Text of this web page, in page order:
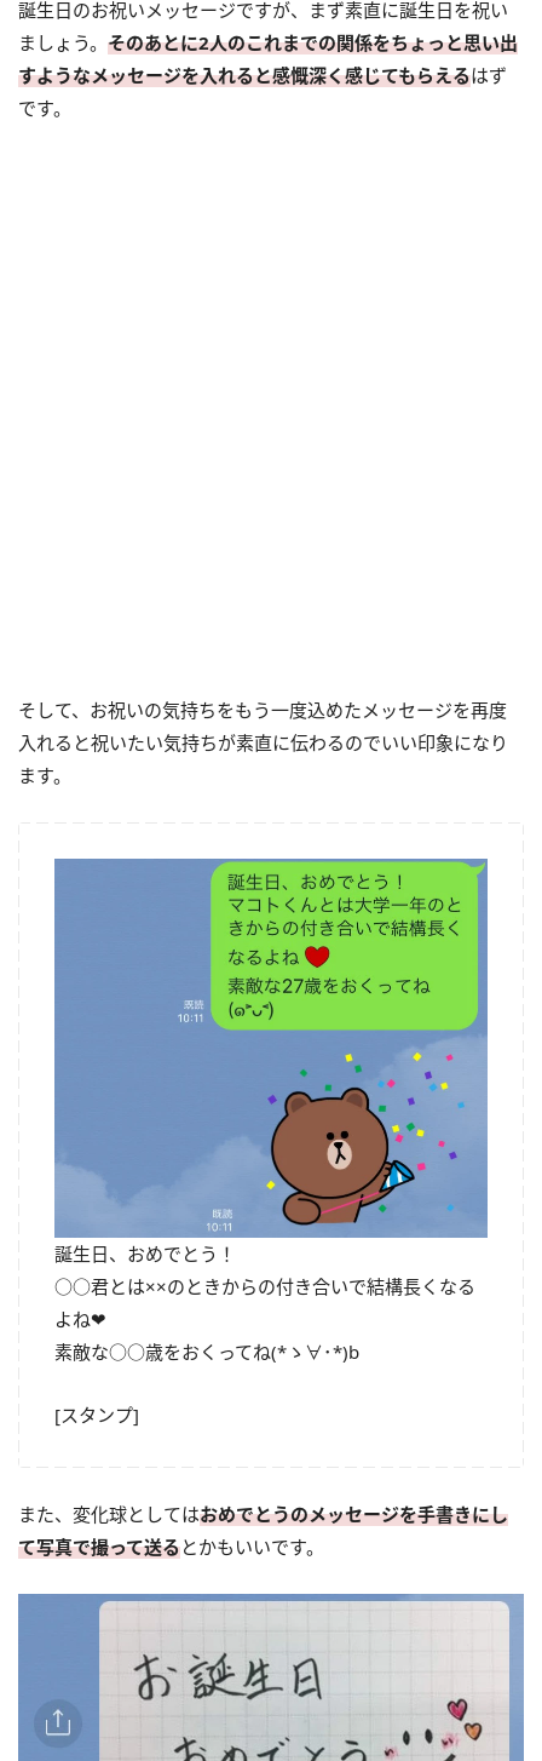
誕生日のお祝いメッセージですが、まず素直に誕生日を祝い
ましょう。 そのあとに2人のこれまでの関係をちょっと思い出
すようなメッセージを入れると感慨深く感じてもらえるはず
です。
そして、お祝いの気持ちをもう一度込めたメッセージを再度
入れると祝いたい気持ちが素直に伝わるのでいい印象になり
ます。
誕生日、おめでとう！
○○君とは××のときからの付き合いで結構長くなる
よね❤
素敵な○○歳をおくってね(*ゝ∀･*)b
[スタンプ]
また、変化球としてはおめでとうのメッセージを手書きにし
て写真で撮って送るとかもいいです。